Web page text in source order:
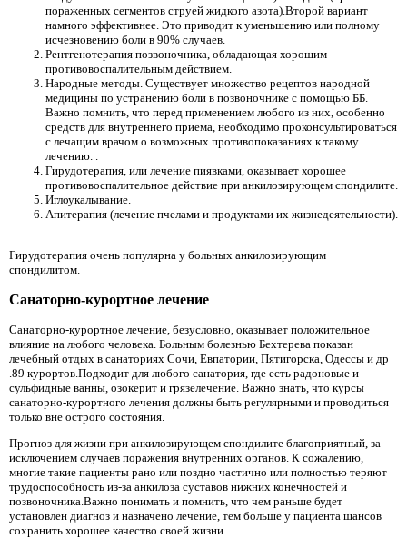
пораженных сегментов струей жидкого азота).Второй вариант
намного эффективнее. Это приводит к уменьшению или полному
исчезновению боли в 90% случаев.
Рентгенотерапия позвоночника, обладающая хорошим
противовоспалительным действием.
Народные методы. Существует множество рецептов народной
медицины по устранению боли в позвоночнике с помощью ББ.
Важно помнить, что перед применением любого из них, особенно
средств для внутреннего приема, необходимо проконсультироваться
с лечащим врачом о возможных противопоказаниях к такому
лечению. .
Гирудотерапия, или лечение пиявками, оказывает хорошее
противовоспалительное действие при анкилозирующем спондилите.
Иглоукалывание.
Апитерапия (лечение пчелами и продуктами их жизнедеятельности).
Гирудотерапия очень популярна у больных анкилозирующим
спондилитом.
Санаторно-курортное лечение
Санаторно-курортное лечение, безусловно, оказывает положительное
влияние на любого человека. Больным болезнью Бехтерева показан
лечебный отдых в санаториях Сочи, Евпатории, Пятигорска, Одессы и др
.89 курортов.Подходит для любого санатория, где есть радоновые и
сульфидные ванны, озокерит и грязелечение. Важно знать, что курсы
санаторно-курортного лечения должны быть регулярными и проводиться
только вне острого состояния.
Прогноз для жизни при анкилозирующем спондилите благоприятный, за
исключением случаев поражения внутренних органов. К сожалению,
многие такие пациенты рано или поздно частично или полностью теряют
трудоспособность из-за анкилоза суставов нижних конечностей и
позвоночника.Важно понимать и помнить, что чем раньше будет
установлен диагноз и назначено лечение, тем больше у пациента шансов
сохранить хорошее качество своей жизни.